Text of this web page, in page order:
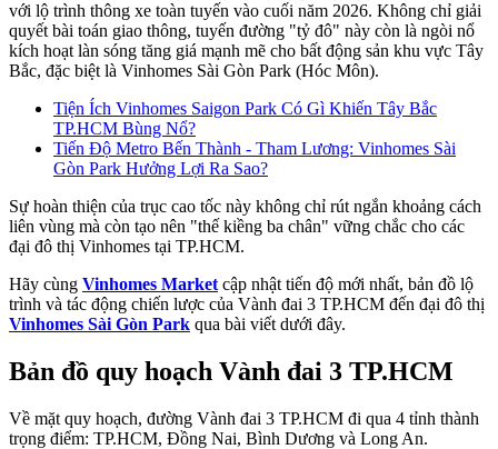
với lộ trình thông xe toàn tuyến vào cuối năm 2026. Không chỉ giải
quyết bài toán giao thông, tuyến đường "tỷ đô" này còn là ngòi nổ
kích hoạt làn sóng tăng giá mạnh mẽ cho bất động sản khu vực Tây
Bắc, đặc biệt là Vinhomes Sài Gòn Park (Hóc Môn).
Tiện Ích Vinhomes Saigon Park Có Gì Khiến Tây Bắc
TP.HCM Bùng Nổ?
Tiến Độ Metro Bến Thành - Tham Lương: Vinhomes Sài
Gòn Park Hưởng Lợi Ra Sao?
Sự hoàn thiện của trục cao tốc này không chỉ rút ngắn khoảng cách
liên vùng mà còn tạo nên "thế kiềng ba chân" vững chắc cho các
đại đô thị Vinhomes tại TP.HCM.
Hãy cùng Vinhomes Market cập nhật tiến độ mới nhất, bản đồ lộ
trình và tác động chiến lược của Vành đai 3 TP.HCM đến đại đô thị
Vinhomes Sài Gòn Park qua bài viết dưới đây.
Bản đồ quy hoạch Vành đai 3 TP.HCM
Về mặt quy hoạch, đường Vành đai 3 TP.HCM đi qua 4 tỉnh thành
trọng điểm: TP.HCM, Đồng Nai, Bình Dương và Long An.